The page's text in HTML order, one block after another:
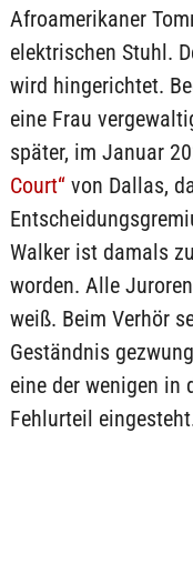
Afroamerikaner
elektrischen Stuhl.
wird hingerichtet.
eine Frau
später, im Januar
Court“von Dallas,
Walker ist damals
worden. Alle
weiß. Beim Verhör
Geständnis
eine der wenigen in
Fehlurteil